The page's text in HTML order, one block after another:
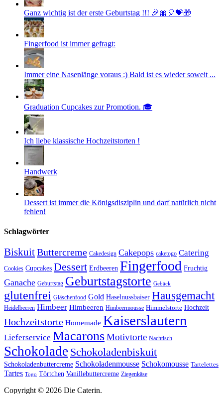
Ganz wichtig ist der erste Geburtstag !!! 🎉🎀🎈💝🎁
Fingerfood ist immer gefragt:
Immer eine Nasenlänge voraus :) Bald ist es wieder soweit ...
Graduation Cupcakes zur Promotion. 🎓
Ich liebe klassische Hochzeitstorten !
Handwerk
Dessert ist immer die Königsdisziplin und darf natürlich nicht
fehlen!
Schlagwörter
BiskuitButtercreme Cakedesign Cakepops caketogo Catering
Cookies Cupcakes Dessert Erdbeeren Fingerfood Fruchtig
Ganache Geburtstag Geburtstagstorte Gebäck
glutenfrei Gläschenfood Gold Haselnussbaiser Hausgemacht
Heidelbeeren Himbeer Himbeeren Himbeermousse Himmelstorte Hochzeit
Hochzeitstorte Homemade Kaiserslautern
Lieferservice MacaronsMotivtorte Nachtisch
Schokolade Schokoladenbiskuit
Schokoladenbuttercreme Schokoladenmousse Schokomousse Tartelettes
Tartes Togo Törtchen Vanillebuttercreme Ziegenkäse
Copyright © 2026 Die Caterin.